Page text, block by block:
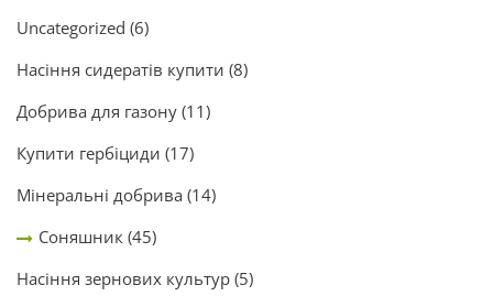
Uncategorized (6)
Насіння сидератів купити (8)
Добрива для газону (11)
Купити гербіциди (17)
Мінеральні добрива (14)
Соняшник (45)
Насіння зернових культур (5)